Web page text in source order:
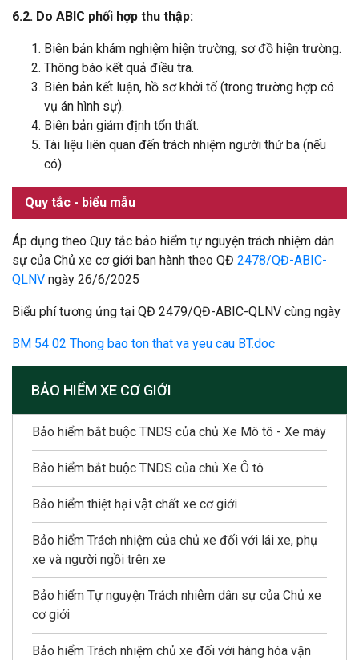
6.2. Do ABIC phối hợp thu thập:
Biên bản khám nghiệm hiện trường, sơ đồ hiện trường.
Thông báo kết quả điều tra.
Biên bản kết luận, hồ sơ khởi tố (trong trường hợp có
vụ án hình sự).
Biên bản giám định tổn thất.
Tài liệu liên quan đến trách nhiệm người thứ ba (nếu
có).
Quy tắc - biểu mẫu
Áp dụng theo Quy tắc bảo hiểm tự nguyện trách nhiệm dân
sự của Chủ xe cơ giới ban hành theo QĐ 2478/QĐ-ABIC-
QLNV ngày 26/6/2025
Biểu phí tương ứng tại QĐ 2479/QĐ-ABIC-QLNV cùng ngày
BM 54 02 Thong bao ton that va yeu cau BT.doc
BẢO HIỂM XE CƠ GIỚI
Bảo hiểm bắt buộc TNDS của chủ Xe Mô tô - Xe máy
Bảo hiểm bắt buộc TNDS của chủ Xe Ô tô
Bảo hiểm thiệt hại vật chất xe cơ giới
Bảo hiểm Trách nhiệm của chủ xe đối với lái xe, phụ
xe và người ngồi trên xe
Bảo hiểm Tự nguyện Trách nhiệm dân sự của Chủ xe
cơ giới
Bảo hiểm Trách nhiệm chủ xe đối với hàng hóa vận